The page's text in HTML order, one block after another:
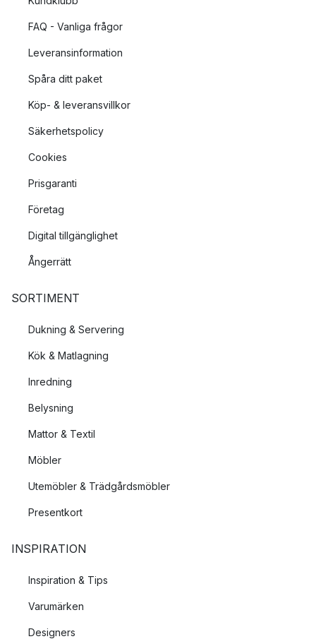
FAQ - Vanliga frågor
Leveransinformation
Spåra ditt paket
Köp- & leveransvillkor
Säkerhetspolicy
Cookies
Prisgaranti
Företag
Digital tillgänglighet
Ångerrätt
SORTIMENT
Dukning & Servering
Kök & Matlagning
Inredning
Belysning
Mattor & Textil
Möbler
Utemöbler & Trädgårdsmöbler
Presentkort
INSPIRATION
Inspiration & Tips
Varumärken
Designers